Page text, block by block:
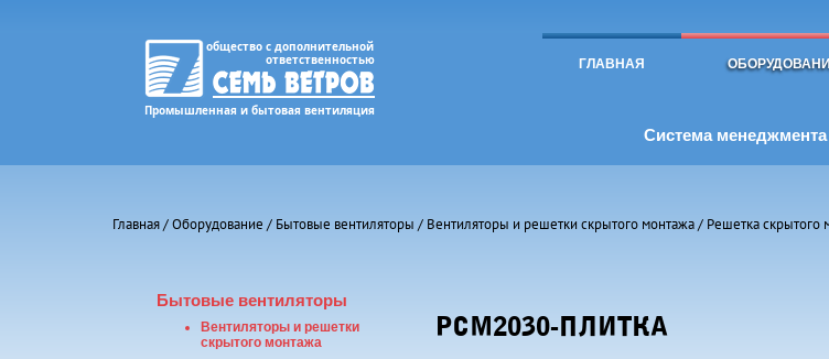
Toggle
navigationГЛАВНАЯ
Система менеджмента
Главная/Оборудование / Бытовые вентиляторы / Вентиляторы и решетки скрытого монтажа/ Решетка
Бытовые вентиляторы
Вентиляторы и решетки
скрытого монтажа
РСМ2030-ПЛИТКА